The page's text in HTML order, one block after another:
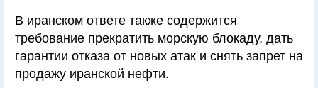
В иранском ответе также содержится
требование прекратить морскую блокаду, дать
гарантии отказа от новых атак и снять запрет на
продажу иранской нефти.